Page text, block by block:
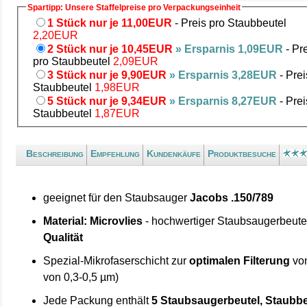
Spartipp: Unsere Staffelpreise pro Verpackungseinheit
1 Stück nur je 11,00EUR - Preis pro Staubbeutel
2,20EUR
2 Stück nur je 10,45EUR » Ersparnis 1,09EUR -
pro Staubbeutel 2,09EUR
3 Stück nur je 9,90EUR » Ersparnis 3,28EUR -
Staubbeutel 1,98EUR
5 Stück nur je 9,34EUR » Ersparnis 8,27EUR -
Staubbeutel 1,87EUR
Beschreibung Empfehlung Kundenkäufe Produktbesuche
geeignet für den StaubsaugerJacobs .150/789
Material: Microvlies - hochwertiger
Qualität
Spezial-Mikrofaserschicht zuroptimalen Filterung
von 0,3-0,5 µm)
Jede Packung enthält5 Staubsaugerbeutel,